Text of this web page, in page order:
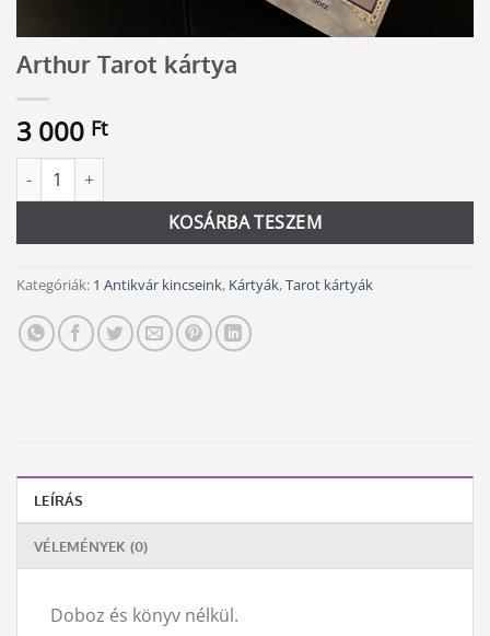
Arthur Tarot kártya
3 000 Ft
Arthur Tarot kártya mennyiség
KOSÁRBA TESZEM
Alternative:
Kategóriák: 1 Antikvár kincseink, Kártyák,Tarot kártyák
LEÍRÁS
VÉLEMÉNYEK (0)
Doboz és könyv nélkül.